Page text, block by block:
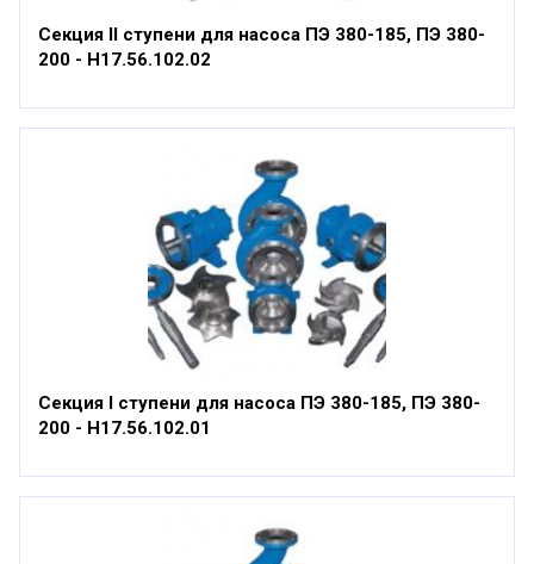
Секция II ступени для насоса ПЭ 380-185, ПЭ 380-
200 - Н17.56.102.02
Секция I ступени для насоса ПЭ 380-185, ПЭ 380-
200 - Н17.56.102.01